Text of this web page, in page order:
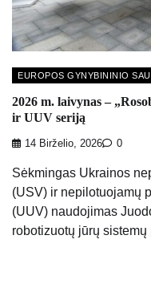
EUROPOS GYNYBININIO
2026 m. laivynas –
ir UUV seriją
14 Birželio, 2026 0
Sėkmingas Ukrainos
(USV) ir nepilotuojamų
(UUV) naudojimas
robotizuotų jūrų